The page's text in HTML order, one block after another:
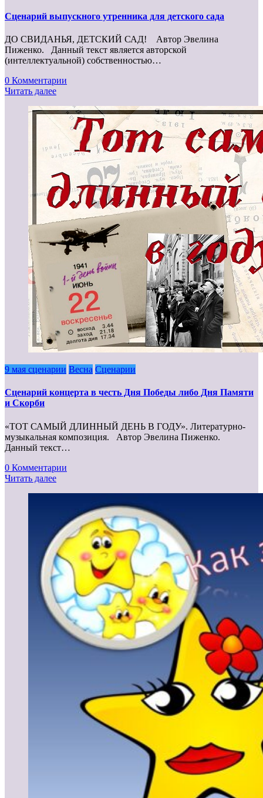
Сценарий выпускного утренника для детского сада
ДО СВИДАНЬЯ, ДЕТСКИЙ САД! Автор Эвелина
Пиженко. Данный текст является авторской
(интеллектуальной) собственностью…
0 Комментарии
Читать далее
9 мая сценарии Весна Сценарии
Сценарий концерта в честь Дня Победы либо Дня Памяти
и Скорби
«ТОТ САМЫЙ ДЛИННЫЙ ДЕНЬ В ГОДУ». Литературно-
музыкальная композиция. Автор Эвелина Пиженко.
Данный текст…
0 Комментарии
Читать далее